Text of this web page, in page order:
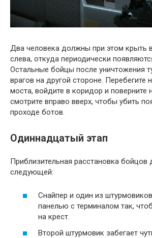
Два человека должны при этом крыть
слева, откуда периодически
Остальные бойцы после уничтожения
врагов на другой стороне. Перебегите
моста, войдите в коридор и поверните
смотрите вправо вверх, чтобы убить
проходе ботов.
Одиннадцатый этап
Приблизительная расстановка
следующей:
Снайпер и один из
панелью с терминалом так,
на крест.
Второй штурмовик забегает